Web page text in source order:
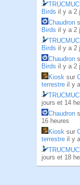
Birds il y a 2
Chaudron
Birds il y a 2
Birds il y a 2
Chaudron
Birds il y a 2
Kiosk sur
terrestre il y
jours et 14
Chaudron
16 heures
Kiosk sur
terrestre il y
jours et 18